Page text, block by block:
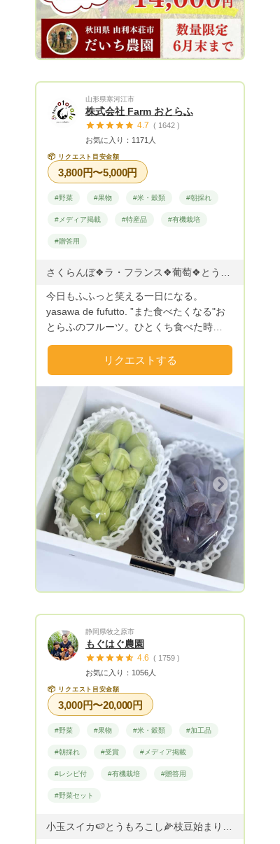
山形県寒河江市
株式会社 Farm おとらふ
4.7 ( 1642 )
お気に入り：1171人
📦 リクエスト目安金額
3,800円〜5,000円
#野菜 #果物 #米・穀類 #朝採れ
#メディア掲載 #特産品 #有機栽培
#贈答用
今日もふふっと笑える一日になる。
yasawa de fufutto. ”また食べたくなる"お
とらふのフルーツ。ひとくち食べた時
くりを目指しています。 Farmおとらふの
名前の由来は、おうとうの「おと」、ラ・
フランスの「らふ」からきています。おう
とう［桜桃］とは、さくらんぼのこと。
「らふ」にはもう一つの意味があって、ら
ふ［laugh］の笑うことです。 ここ寒河江
市谷沢は、流麗な山々に囲まれており、澄
んだ空気がとてもおいしく、のどかなとこ
ろです。私たちはこの自然の中で（時には
雨の中、時には雪の中）気持ちよく農作業
をしています。 おとらふは、寒河江市
No,1の観光果樹園でさくらんぼ狩り部門1
位を目指します。観光施設では農業体験や
食育絵本の読み聞かせも行っています。こ
こに来てくれたお客さまが少しでも笑って
くれたらいいなをカタチにするべく、心地
来ることができない皆さまにもおいしさそ
のままに採れたての果物をお届けします。
リクエストする
Next
静岡県牧之原市
もぐはぐ農園
4.6 ( 1759 )
お気に入り：1056人
📦 リクエスト目安金額
3,000円〜20,000円
#野菜 #果物 #米・穀類 #加工品
#朝採れ #受賞 #メディア掲載
#レシピ付 #有機栽培 #贈答用
#野菜セット